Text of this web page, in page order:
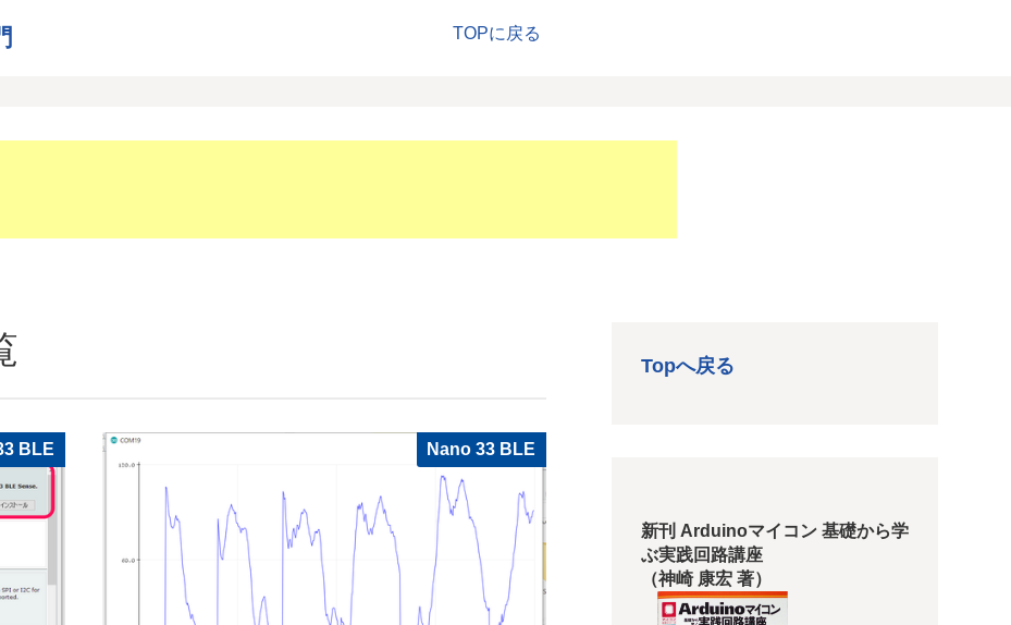
TOPに戻る
BLE Nano 33 BLE
Topへ戻る
新刊 Arduinoマイコン 基礎から学
ぶ実践回路講座
（神崎 康宏 著）